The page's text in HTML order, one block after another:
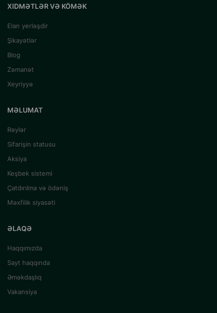
XIDMƏTLƏR VƏ KÖMƏK
Elan yerləşdir
Şikayətlər
Blog
Zəmanət
Xeyriyyə
MƏLUMAT
Rəylər
Sifarişin statusu
Aksiya
Keşbek sistemi
Çatdırılma və ödəniş
Məxfilik siyasəti
ƏLAQƏ
Haqqımızda
Sayt haqqında
Əməkdaşlıq
Vakansiya